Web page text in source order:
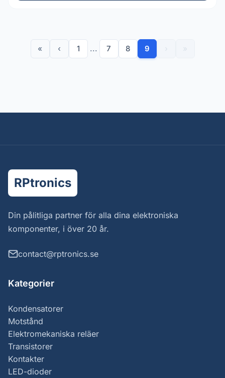
« ‹ 1 ... 7 8 9
RPtronics
Din pålitliga partner för alla dina elektroniska
komponenter, i över 20 år.
contact@rptronics.se
Kategorier
Kondensatorer
Motstånd
Elektromekaniska reläer
Transistorer
Kontakter
LED-dioder